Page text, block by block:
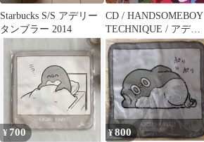
Starbucks S/S アデリー
タンブラー 2014
CD / HANDSOMEBOY
TECHNIQUE / アデリ
ー・ランド
¥700 ¥800